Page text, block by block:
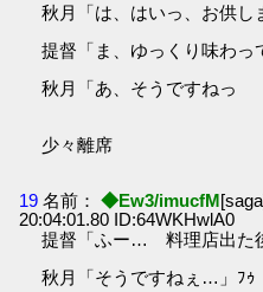
秋月「は、はいっ、お供し
提督「ま、ゆっくり味わっ
秋月「あ、そうですねっ
少々離席
19 名前： ◆Ew3/imucfM
20:04:01.80 ID:64WKHwlA0
提督「ふー… 料理店出た
秋月「そうですねぇ…」ﾌｩ